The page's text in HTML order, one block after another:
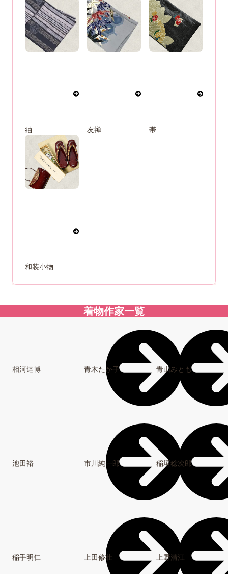
紬 友禅 帯
和装小物
着物作家一覧
相河達博 青木たか子 青山みとも
池田裕 市川純一郎 稲垣稔次郎
稲手明仁 上田修壮 上野清江